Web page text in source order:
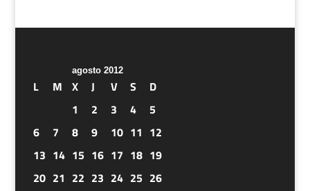
agosto 2012
L M X J V S
D
1
2 3 4
5
6
7 8 9 10 11 12
13 14 15 16 17 18 19
20 21 22 23 24 25 26